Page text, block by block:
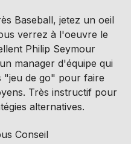
Baseball, jetez un oeil
verrez à l'oeuvre le
Philip Seymour
manager d'équipe qui
"jeu de go" pour faire
Très instructif pour
alternatives.
Conseil